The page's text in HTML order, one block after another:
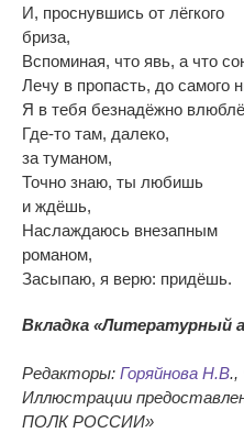
И, проснувшись от лёгкого
бриза,
Вспоминая, что явь, а что
Лечу в пропасть, до самого
Я в тебя безнадёжно
Где-то там, далеко,
за туманом,
Точно знаю, ты любишь
и ждёшь,
Наслаждаюсь внезапным
романом,
Засыпаю, я верю: придёшь.
Вкладка «Литературный
Редакторы: Горяйнова Н.В.,
Иллюстрации
ПОЛК РОССИИ»